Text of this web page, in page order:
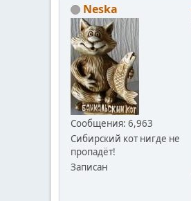
Neska
Сообщения: 6,963
Сибирский кот нигде не
пропадёт!
Записан